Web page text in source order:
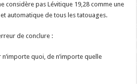
considère pas Lévitique 19,28 comme une
automatique de tous les tatouages.
de conclure :
quoi, de n’importe quelle